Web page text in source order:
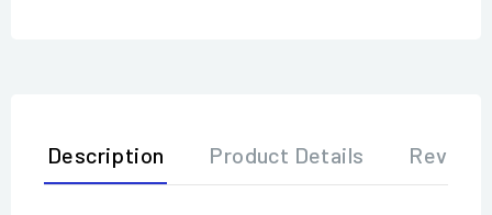
Description Product Details